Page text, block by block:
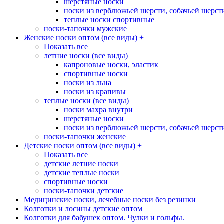
шерстяные носки
носки из верблюжьей шерсти, собачьей
теплые носки спортивные
носки-тапочки мужские
Женские носки оптом (все виды) +
Показать все
летние носки (все виды)
капроновые носки, эластик
спортивные носки
носки из льна
носки из крапивы
теплые носки (все виды)
носки махра внутри
шерстяные носки
носки из верблюжьей шерсти, собачьей
носки-тапочки женские
Детские носки оптом (все виды) +
Показать все
детские летние носки
детские теплые носки
спортивные носки
носки-тапочки детские
Медицинские носки, лечебные носки без резинки
Колготки и лосины детские оптом
Колготки для бабушек оптом. Чулки и гольфы.